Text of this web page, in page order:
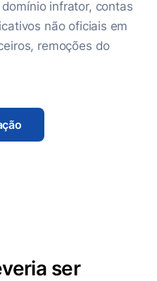
infrator, contas
não oficiais em
remoções do
ser